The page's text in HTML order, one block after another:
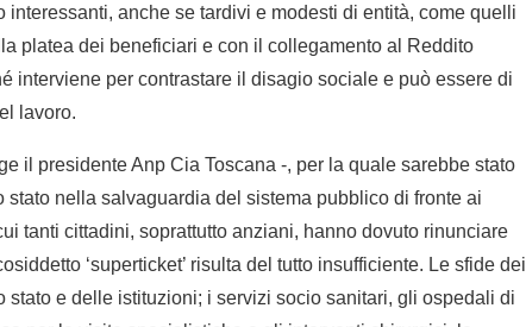
anche se tardivi e modesti di entità, come quelli
platea dei beneficiari e con il collegamento al Reddito
interviene per contrastare il disagio sociale e può essere di
lavoro.
il presidente Anp Cia Toscana -, per la quale sarebbe stato
nella salvaguardia del sistema pubblico di fronte ai
tanti cittadini, soprattutto anziani, hanno dovuto rinunciare
‘superticket’ risulta del tutto insufficiente. Le sfide dei
e delle istituzioni; i servizi socio sanitari, gli ospedali di